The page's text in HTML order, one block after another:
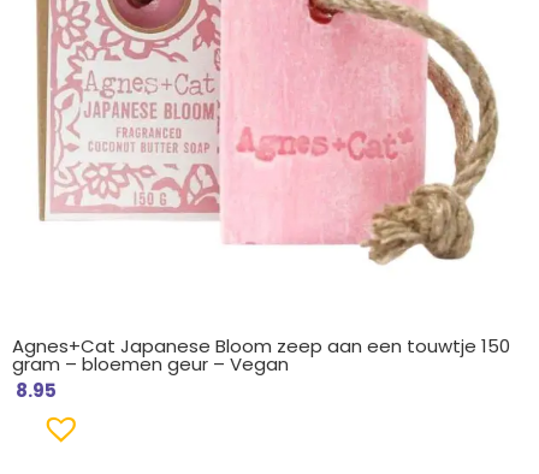
Agnes+Cat Japanese Bloom zeep aan een touwtje 150
gram – bloemen geur – Vegan
8.95